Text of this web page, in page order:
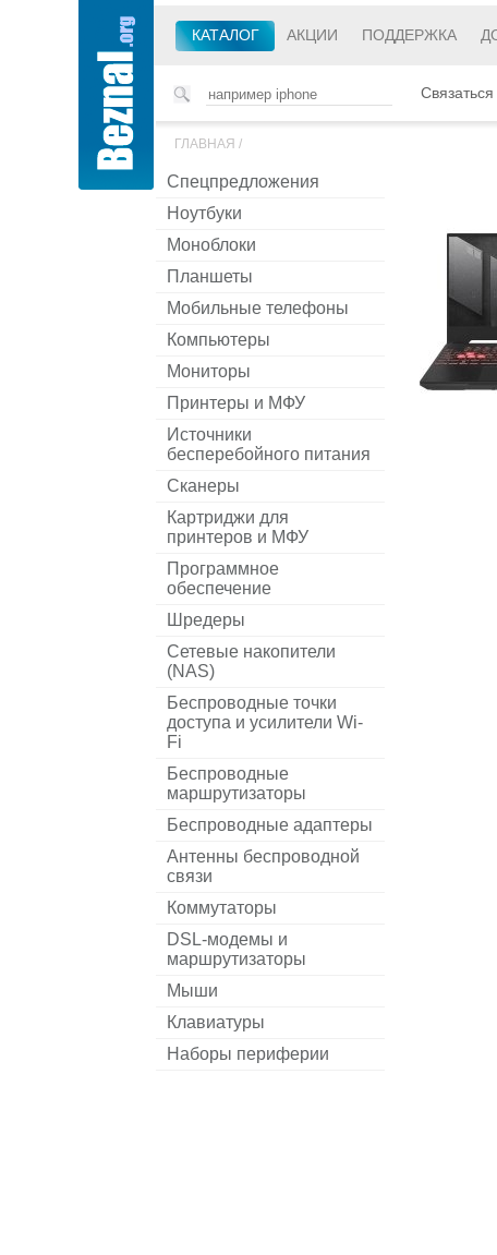
КАТАЛОГ АКЦИИ ПОДДЕРЖКА
ГЛАВНАЯ /
Спецпредложения
Ноутбуки
Моноблоки
Планшеты
Мобильные телефоны
Компьютеры
Мониторы
Принтеры и МФУ
Источники
бесперебойного питания
Сканеры
Картриджи для
принтеров и МФУ
Программное
обеспечение
Шредеры
Сетевые накопители
(NAS)
Беспроводные точки
доступа и усилители Wi-
Fi
Беспроводные
маршрутизаторы
Беспроводные адаптеры
Антенны беспроводной
связи
Коммутаторы
DSL-модемы и
маршрутизаторы
Мыши
Клавиатуры
Наборы периферии